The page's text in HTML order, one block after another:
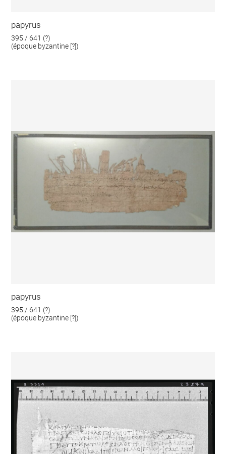
papyrus
395 / 641 (?)
(époque byzantine [?])
papyrus
395 / 641 (?)
(époque byzantine [?])